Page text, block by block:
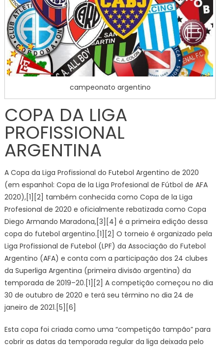
campeonato argentino
COPA DA LIGA
PROFISSIONAL
ARGENTINA
A Copa da Liga Profissional do Futebol Argentino de 2020
(em espanhol: Copa de la Liga Profesional de Fútbol de AFA
2020),[1][2] também conhecida como Copa de la Liga
Profesional de 2020 e oficialmente rebatizada como Copa
Diego Armando Maradona,[3][4] é a primeira edição dessa
copa do futebol argentino.[1][2] O torneio é organizado pela
Liga Profissional de Futebol (LPF) da Associação do Futebol
Argentino (AFA) e conta com a participação dos 24 clubes
da Superliga Argentina (primeira divisão argentina) da
temporada de 2019–20.[1][2] A competição começou no dia
30 de outubro de 2020 e terá seu término no dia 24 de
janeiro de 2021.[5][6]
Esta copa foi criada como uma “competição tampão” para
cobrir as datas da temporada regular da liga deixada pelo